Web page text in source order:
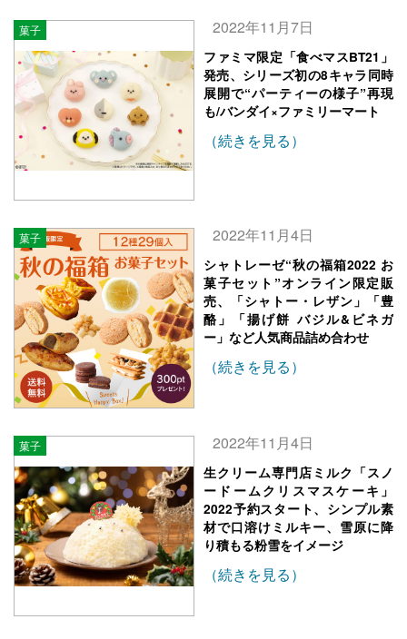
菓子 2022年11月7日
ファミマ限定「食べマスBT21」
発売、シリーズ初の8キャラ同時
展開で“パーティーの様子”再現
も/バンダイ×ファミリーマート
（続きを見る）
菓子 2022年11月4日
シャトレーゼ“秋の福箱2022 お
菓子セット”オンライン限定販
売、「シャトー・レザン」「豊
酪」「揚げ餅 バジル&ビネガ
ー」など人気商品詰め合わせ
（続きを見る）
菓子 2022年11月4日
生クリーム専門店ミルク「スノ
ードームクリスマスケーキ」
2022予約スタート、シンプル素
材で口溶けミルキー、雪原に降
り積もる粉雪をイメージ
（続きを見る）